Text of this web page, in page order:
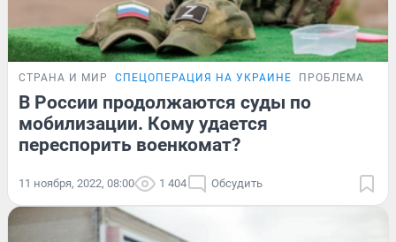
СТРАНА И МИР СПЕЦОПЕРАЦИЯ НА УКРАИНЕ ПРОБЛЕМА
В России продолжаются суды по
мобилизации. Кому удается
переспорить военкомат?
11 ноября, 2022, 08:00 1 404 Обсудить